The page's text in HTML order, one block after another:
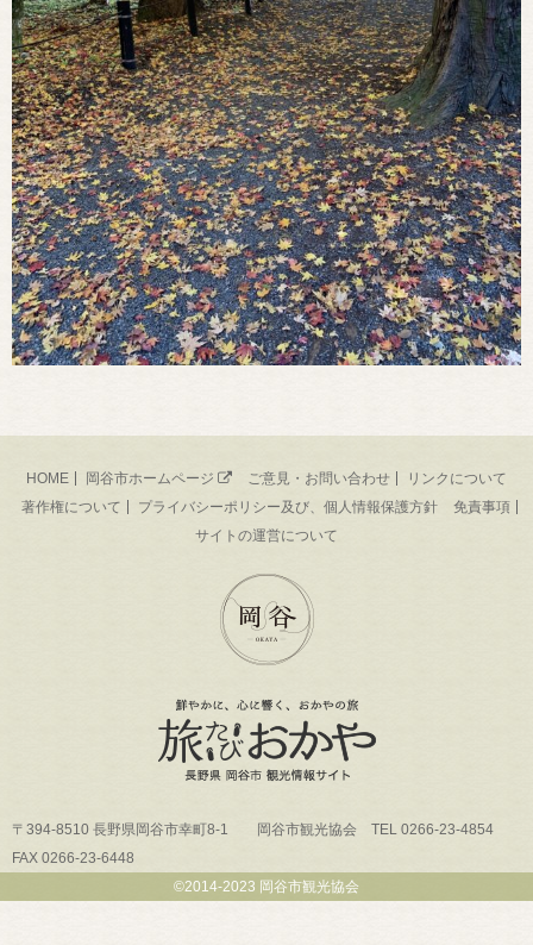
HOME 岡谷市ホームページ ご意見・お問い合わせ
リンクについて
著作権について
プライバシーポリシー及び、個人情報保護方針
免責事項
サイトの運営について
〒394-8510 長野県岡谷市幸町8-1 岡谷市観光協会 TEL 0266-23-4854
FAX 0266-23-6448
©2014-2023 岡谷市観光協会